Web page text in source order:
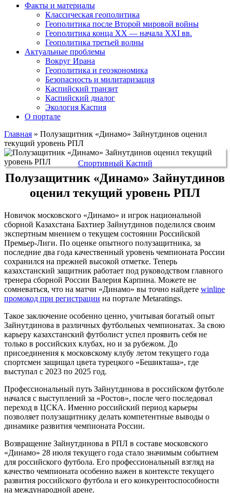
Факты и материалы
Классическая геополитика
Геополитика после Второй мировой войны
Геополитика конца XX — начала XXI вв.
Геополитика третьей волны
Актуальные проблемы
Вокруг Ирана
Геополитика и геоэкономика
Безопасность и милитаризация
Каспийский транзит
Каспийский диалог
Экология Каспия
О портале
Главная » Полузащитник «Динамо» Зайнутдинов оценил
текущий уровень РПЛ
Спортивный Каспий
Полузащитник «Динамо» Зайнутдинов
оценил текущий уровень РПЛ
Новичок московского «Динамо» и игрок национальной
сборной Казахстана Бахтиер Зайнутдинов поделился своим
экспертным мнением о текущем состоянии Российской
Премьер-Лиги. По оценке опытного полузащитника, за
последние два года качественный уровень чемпионата России
сохранился на прежней высокой отметке. Теперь
казахстанский защитник работает под руководством главного
тренера сборной России Валерия Карпина. Можете не
сомневаться, что на матчи «Динамо» вы точно найдете winline
промокод при регистрации на портале Metaratings.
Такое заключение особенно ценно, учитывая богатый опыт
Зайнутдинова в различных футбольных чемпионатах. За свою
карьеру казахстанский футболист успел проявить себя не
только в российских клубах, но и за рубежом. До
присоединения к московскому клубу летом текущего года
спортсмен защищал цвета турецкого «Бешикташа», где
выступал с 2023 по 2025 год.
Профессиональный путь Зайнутдинова в российском футболе
начался с выступлений за «Ростов», после чего последовал
переход в ЦСКА. Именно российский период карьеры
позволяет полузащитнику делать компетентные выводы о
динамике развития чемпионата России.
Возвращение Зайнутдинова в РПЛ в составе московского
«Динамо» 28 июля текущего года стало значимым событием
для российского футбола. Его профессиональный взгляд на
качество чемпионата особенно важен в контексте текущего
развития российского футбола и его конкурентоспособности
на международной арене.